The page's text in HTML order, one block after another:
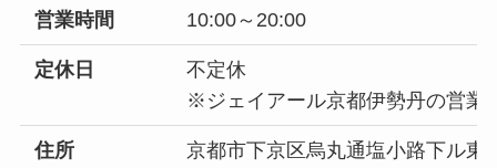
営業時間 10:00～20:00
定休日
不定休
※ジェイアール京都伊勢丹の営業
住所
京都市下京区烏丸通塩小路下ル東